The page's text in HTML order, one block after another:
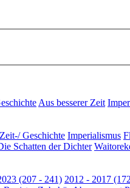
Aus besserer Zeit
Zeit-/ Geschichte Imperialismus
Schatten der Dichter
(207 - 241) 2012 - 2017